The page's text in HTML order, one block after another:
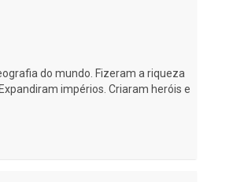
do mundo. Fizeram a riqueza
impérios. Criaram heróis e